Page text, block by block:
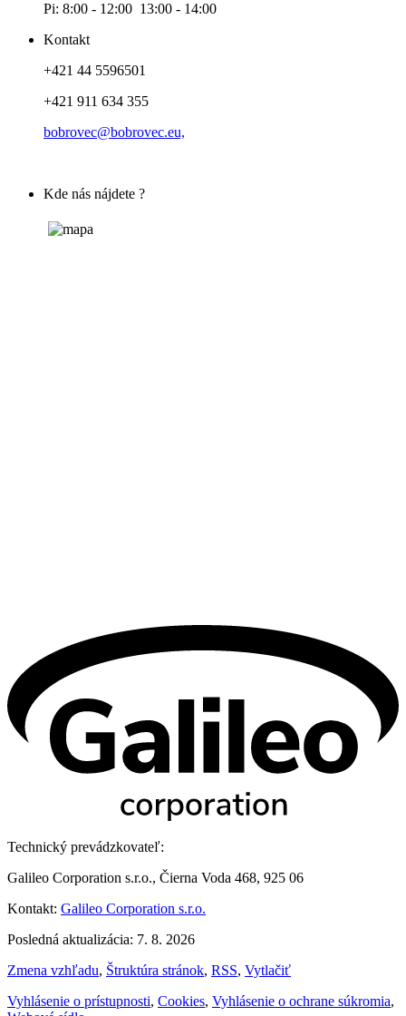
Pi: 8:00 - 12:00 13:00 - 14:00
Kontakt
+421 44 5596501
+421 911 634 355
bobrovec@bobrovec.eu,
Kde nás nájdete ?
Technický prevádzkovateľ:
Galileo Corporation s.r.o., Čierna Voda 468, 925 06
Kontakt: Galileo Corporation s.r.o.
Posledná aktualizácia: 7. 8. 2026
Zmena vzhľadu, Štruktúra stránok, RSS, Vytlačiť
Vyhlásenie o prístupnosti, Cookies, Vyhlásenie o ochrane súkromia,